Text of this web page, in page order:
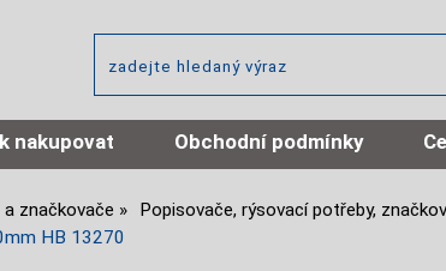
nakupovat Obchodní podmínky
a značkovače Popisovače, rýsovací potřeby,
HB 13270